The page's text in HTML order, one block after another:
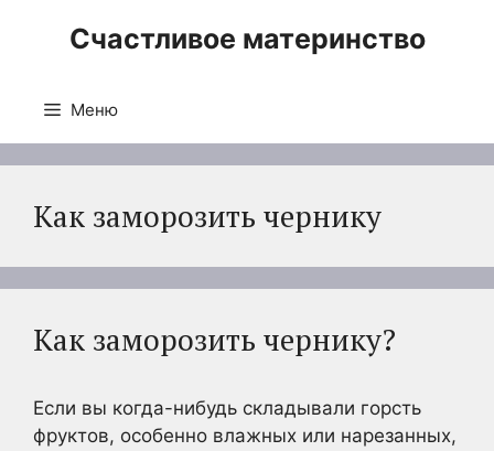
Счастливое материнство
Меню
Как заморозить чернику
Как заморозить чернику?
Если вы когда-нибудь складывали горсть
фруктов, особенно влажных или нарезанных,